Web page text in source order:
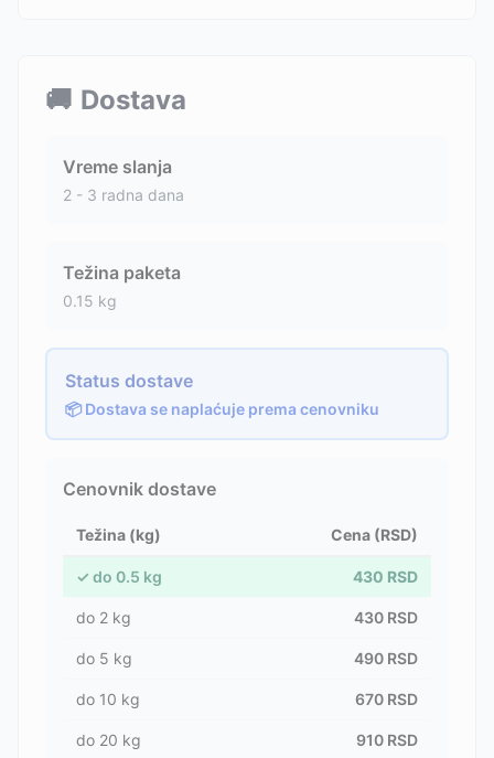
🚚 Dostava
Vreme slanja
2 - 3 radna dana
Težina paketa
0.15 kg
Status dostave
📦 Dostava se naplaćuje prema cenovniku
Cenovnik dostave
Težina (kg) Cena (RSD)
✓ do 0.5 kg 430 RSD
do 2 kg 430 RSD
do 5 kg 490 RSD
do 10 kg 670 RSD
do 20 kg 910 RSD